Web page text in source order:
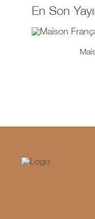
En Son